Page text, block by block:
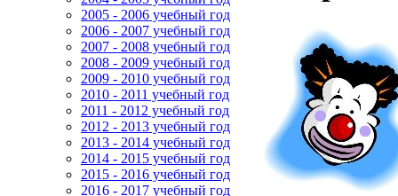
2005 - 2006 учебный год
2006 - 2007 учебный год
2007 - 2008 учебный год
2008 - 2009 учебный год
2009 - 2010 учебный год
2010 - 2011 учебный год
2011 - 2012 учебный год
2012 - 2013 учебный год
2013 - 2014 учебный год
2014 - 2015 учебный год
2015 - 2016 учебный год
2016 - 2017 учебный год